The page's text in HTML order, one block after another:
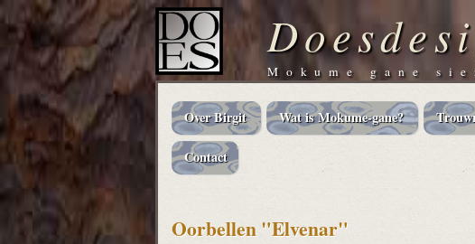
Mokume gane
Main
navigation
Over Birgit Wat is Mokume-gane?
Contact
Oorbellen "Elvenar"